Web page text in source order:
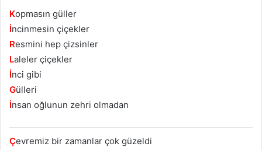
Kopmasın güller
İncinmesin çiçekler
Resmini hep çizsinler
Laleler çiçekler
İnci gibi
Gülleri
İnsan oğlunun zehri olmadan
Çevremiz bir zamanlar çok güzeldi